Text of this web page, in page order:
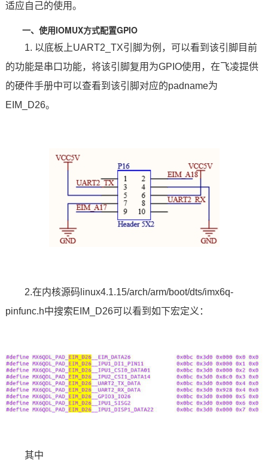
淘宝商城
新闻中心
适应自己的使用。
一、使用IOMUX方式配置GPIO
1. 以底板上UART2_TX引脚为例，可以看到该引脚目前
的功能是串口功能，将该引脚复用为GPIO使用，在飞凌提供
的硬件手册中可以查看到该引脚对应的padname为
EIM_D26。
2.在内核源码linux4.1.15/arch/arm/boot/dts/imx6q-
pinfunc.h中搜索EIM_D26可以看到如下宏定义 ：
其中